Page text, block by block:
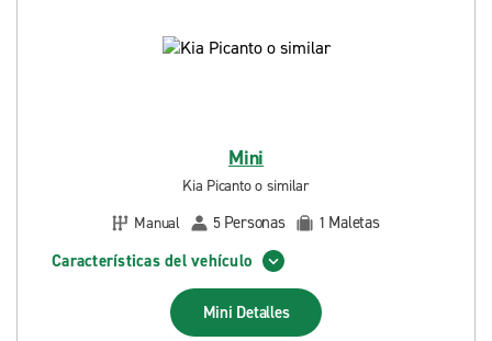
Mini
Kia Picanto o similar
Manual
5 Personas 1 Maletas
Características del vehículo
Mini Detalles